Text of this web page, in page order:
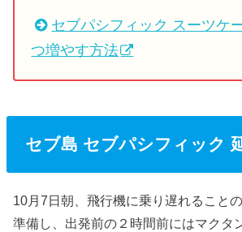
セブパシフィック スーツケ
つ増やす方法
セブ島 セブパシフィック
10月7日朝、飛行機に乗り遅れること
準備し、出発前の２時間前にはマクタ